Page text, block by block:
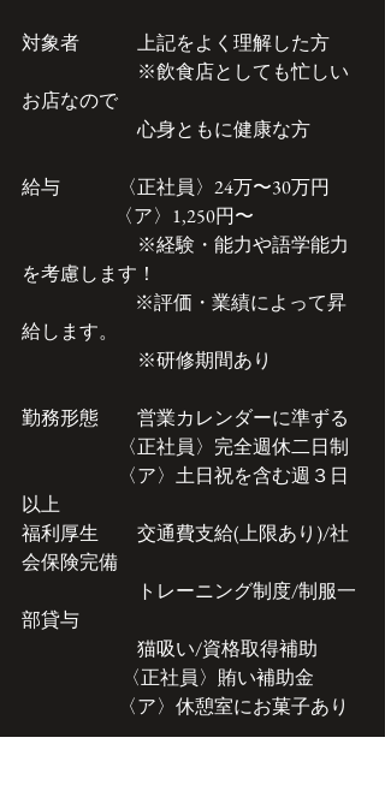
対象者　　　上記をよく理解した方
※飲食店としても忙しい
お店なので
心身ともに健康な方
給与　　　〈正社員〉24万〜30万円
〈ア〉1,250円〜
※経験・能力や語学能力
を考慮します！
給します。
※研修期間あり
勤務形態　　営業カレンダーに準ずる
〈正社員〉完全週休二日制
​　　　　　〈ア〉土日祝を含む週３日
以上
福利厚生　　交通費支給(上限あり)/社
会保険完備
トレーニング制度/制服一
部貸与
猫吸い/資格取得補助
〈正社員〉賄い補助金
〈ア〉休憩室にお菓子あり